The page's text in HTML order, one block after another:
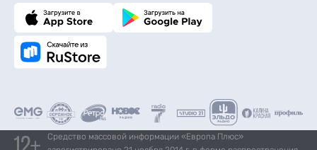
Средство массовой информации «Европа Плюс»